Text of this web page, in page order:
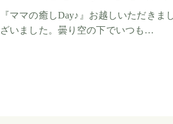
『ママの癒しDay♪』お越しいただき
ざいました。曇り空の下でいつも…